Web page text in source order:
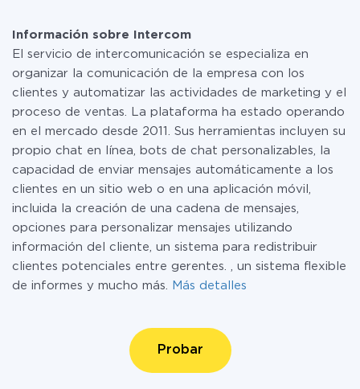
Información sobre Intercom
El servicio de intercomunicación se especializa en
organizar la comunicación de la empresa con los
clientes y automatizar las actividades de marketing y el
proceso de ventas. La plataforma ha estado operando
en el mercado desde 2011. Sus herramientas incluyen su
propio chat en línea, bots de chat personalizables, la
capacidad de enviar mensajes automáticamente a los
clientes en un sitio web o en una aplicación móvil,
incluida la creación de una cadena de mensajes,
opciones para personalizar mensajes utilizando
información del cliente, un sistema para redistribuir
clientes potenciales entre gerentes. , un sistema flexible
de informes y mucho más.
Más detalles
Probar